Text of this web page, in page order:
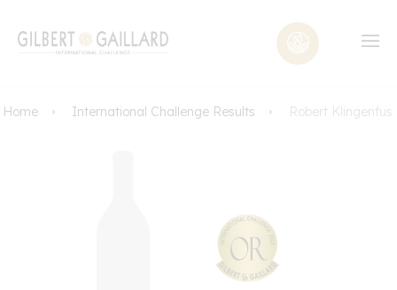
Home International Challenge Results Robert Klingenfus